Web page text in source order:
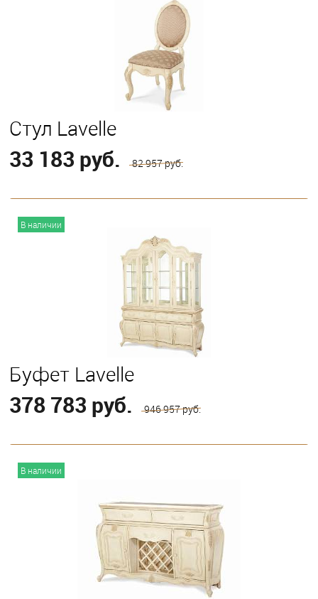
Стул Lavelle
33 183 руб. 82 957 руб.
В наличии
Буфет Lavelle
378 783 руб. 946 957 руб.
В наличии